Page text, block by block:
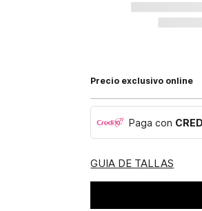
Precio exclusivo online
Paga con
GUIA DE TALLAS